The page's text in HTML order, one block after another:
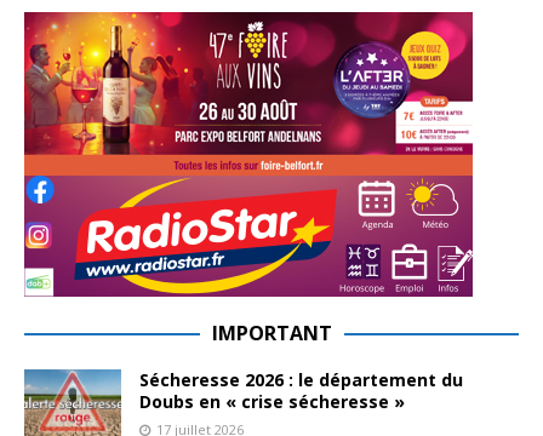
IMPORTANT
Sécheresse 2026 : le département du
Doubs en « crise sécheresse »
17 juillet 2026